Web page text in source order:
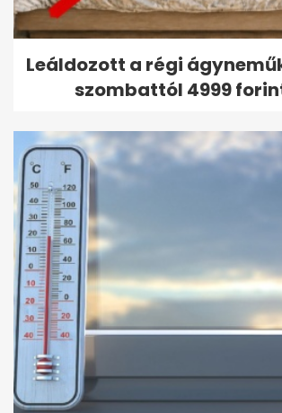
Leáldozott a régi
szombattól 4999